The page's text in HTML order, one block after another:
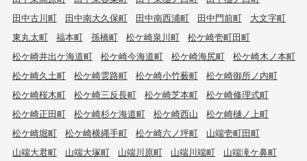
田中古川町
田中南大久保町 田中南西浦町 田中門前町
大文字町
東丸太町
福本町 孫橋町 松ケ崎泉川町
松ケ崎壱町田町
松ケ崎井出ケ海道町
松ケ崎今海道町 松ケ崎海尻町
松ケ崎木ノ本町
松ケ崎久土町
松ケ崎雲路町 松ケ崎小竹薮町
松ケ崎御所ノ内町
松ケ崎桜木町
松ケ崎三反長町 松ケ崎芝本町
松ケ崎修理式町
松ケ崎正田町
松ケ崎杉ケ海道町 松ケ崎西山
松ケ崎樋ノ上町
松ケ崎堀町
松ケ崎横縄手町 松ケ崎六ノ坪町
山端壱町田町
山端大君町
山端大塚町 山端川原町 山端川端町
山端滝ケ鼻町